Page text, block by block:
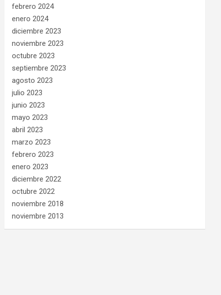
febrero 2024
enero 2024
diciembre 2023
noviembre 2023
octubre 2023
septiembre 2023
agosto 2023
julio 2023
junio 2023
mayo 2023
abril 2023
marzo 2023
febrero 2023
enero 2023
diciembre 2022
octubre 2022
noviembre 2018
noviembre 2013